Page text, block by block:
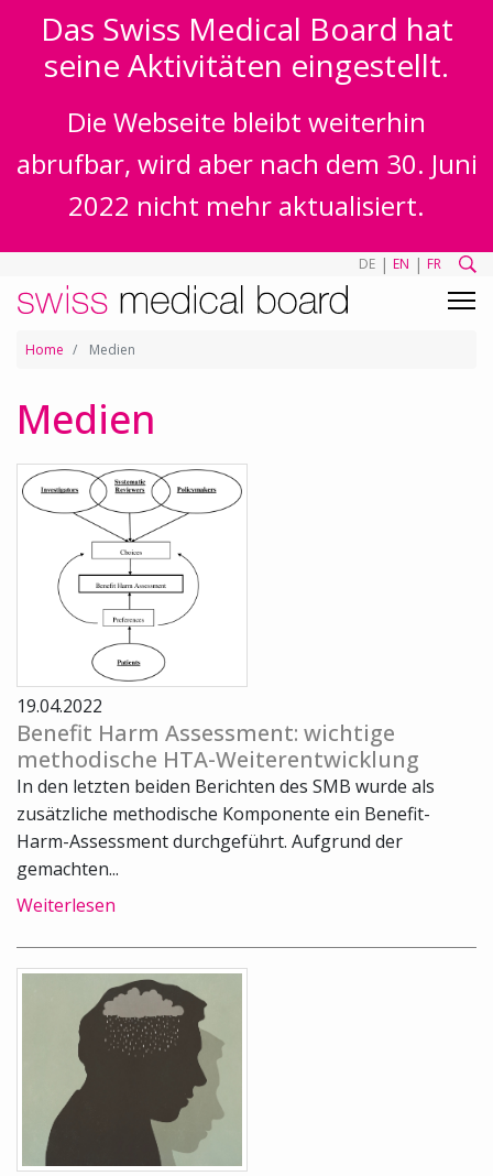
Das Swiss Medical Board hat
seine Aktivitäten eingestellt.
Die Webseite bleibt weiterhin
abrufbar, wird aber nach dem 30. Juni
2022 nicht mehr aktualisiert.
DE | EN | FR
Home Medien
Medien
19.04.2022
Benefit Harm Assessment: wichtige
methodische HTA-Weiterentwicklung
In den letzten beiden Berichten des SMB wurde als
zusätzliche methodische Komponente ein Benefit-
Harm-Assessment durchgeführt. Aufgrund der
gemachten...
Weiterlesen